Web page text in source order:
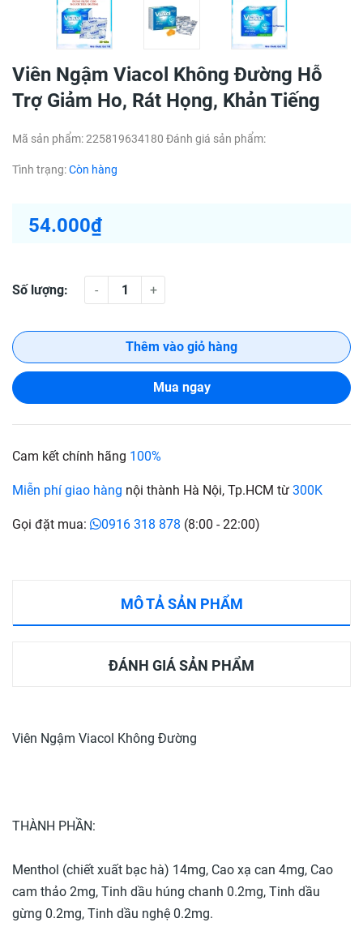
Viên Ngậm Viacol Không Đường Hỗ
Trợ Giảm Ho, Rát Họng, Khản Tiếng
Mã sản phẩm:225819634180 Đánh giá sản phẩm:
Tình trạng:Còn hàng
54.000₫
Số lượng: - +
Thêm vào giỏ hàng
Mua ngay
Cam kết chính hãng 100%
Miễn phí giao hàng nội thành Hà Nội, Tp.HCM từ 300K
Gọi đặt mua: 0916 318 878 (8:00 - 22:00)
MÔ TẢ SẢN PHẨM
ĐÁNH GIÁ SẢN PHẨM
Viên Ngậm Viacol Không Đường
THÀNH PHẦN:
Menthol (chiết xuất bạc hà) 14mg, Cao xạ can 4mg, Cao
cam thảo 2mg, Tinh dầu húng chanh 0.2mg, Tinh dầu
gừng 0.2mg, Tinh dầu nghệ 0.2mg.